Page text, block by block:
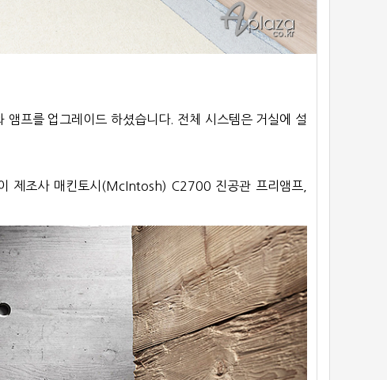
프를 업그레이드 하셨습니다. 전체 시스템은 거실에 설
제조사 매킨토시(McIntosh) C2700 진공관 프리앰프,